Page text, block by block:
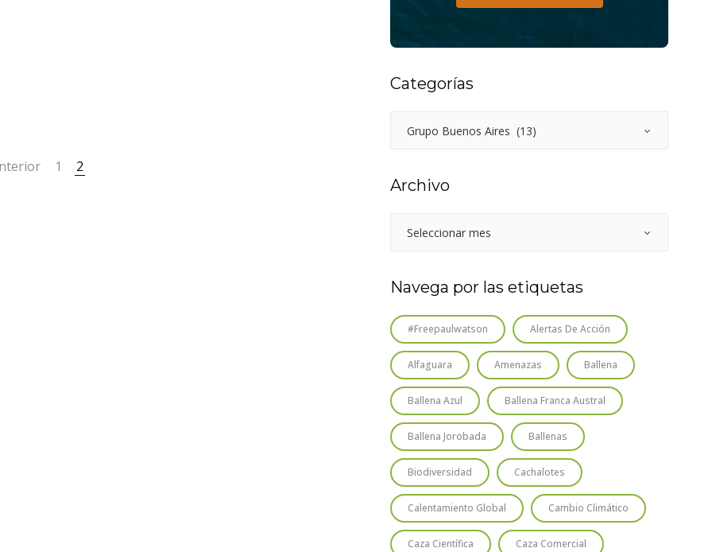
1 2
Categorías
Archivo
Navega por las etiquetas
#freepaulwatson Alertas De Acción
Alfaguara Amenazas Ballena
Ballena Azul Ballena Franca Austral
Ballena Jorobada Ballenas
Biodiversidad Cachalotes
Calentamiento Global Cambio Climático
Caza Científica Caza Comercial